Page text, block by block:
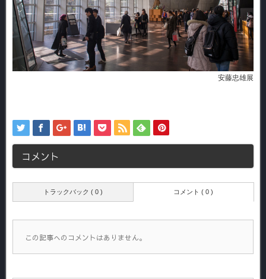
安藤忠雄展
コメント
トラックバック ( 0 ) コメント ( 0 )
この記事へのコメントはありません。